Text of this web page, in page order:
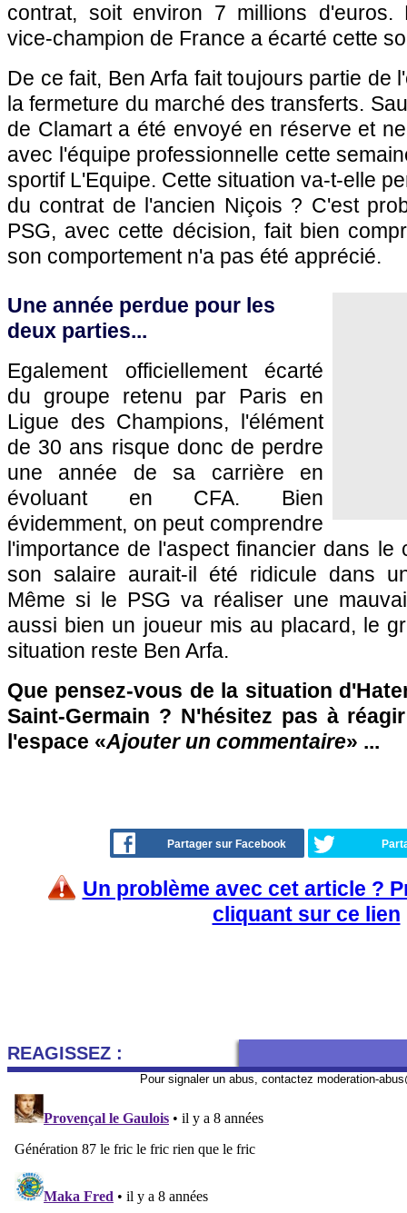
contrat, soit environ 7 millions d'euros.
vice-champion de France a écarté cette
De ce fait, Ben Arfa fait toujours partie de
la fermeture du marché des transferts.
de Clamart a été envoyé en réserve et
avec l'équipe professionnelle cette
sportif L'Equipe. Cette situation va-t-elle
du contrat de l'ancien Niçois ? C'est
PSG, avec cette décision, fait bien
son comportement n'a pas été apprécié.
Une année perdue pour les
deux parties...
Egalement officiellement écarté
du groupe retenu par Paris en
Ligue des Champions, l'élément
de 30 ans risque donc de perdre
une année de sa carrière en
évoluant en CFA. Bien
évidemment, on peut comprendre
l'importance de l'aspect financier dans le
son salaire aurait-il été ridicule dans
Même si le PSG va réaliser une
aussi bien un joueur mis au placard, le
situation reste Ben Arfa.
Que pensez-vous de la situation
Saint-Germain ? N'hésitez pas à
l'espace «Ajouter un commentaire» ...
Partager sur Facebook
Un problème avec cet article ?
cliquant sur ce lien
REAGISSEZ :
Pour signaler un abus, contactez moderation-